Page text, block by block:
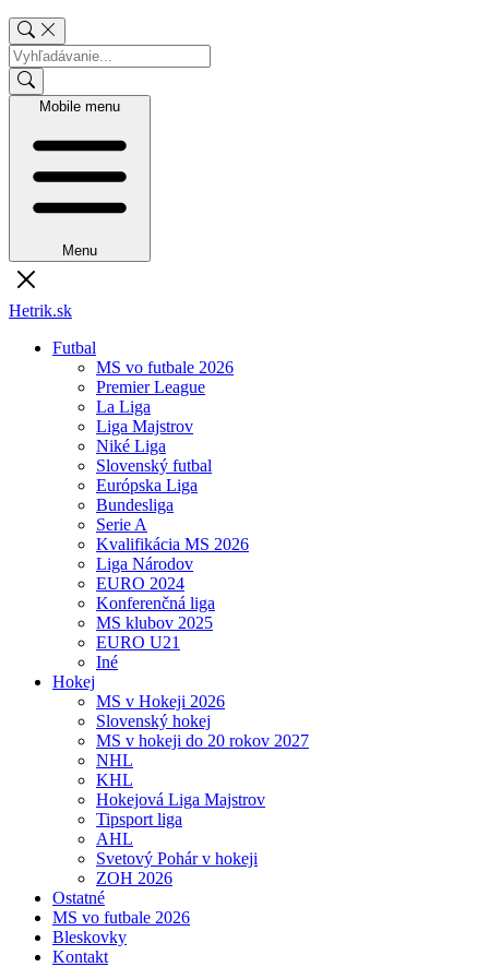
Mobile menu
Menu
Hetrik.sk
Futbal
MS vo futbale 2026
Premier League
La Liga
Liga Majstrov
Niké Liga
Slovenský futbal
Európska Liga
Bundesliga
Serie A
Kvalifikácia MS 2026
Liga Národov
EURO 2024
Konferenčná liga
MS klubov 2025
EURO U21
Iné
Hokej
MS v Hokeji 2026
Slovenský hokej
MS v hokeji do 20 rokov 2027
NHL
KHL
Hokejová Liga Majstrov
Tipsport liga
AHL
Svetový Pohár v hokeji
ZOH 2026
Ostatné
MS vo futbale 2026
Bleskovky
Kontakt